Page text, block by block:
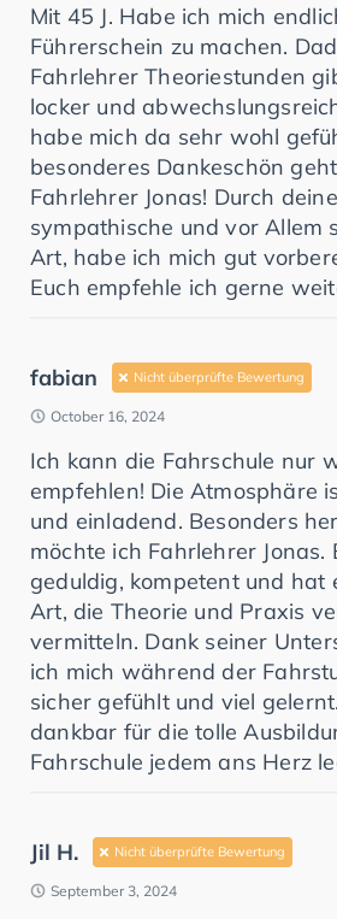
Mit 45 J. Habe ich mich
Führerschein zu machen.
Fahrlehrer Theoriestunden
locker und
habe mich da sehr wohl
besonderes Dankeschön
Fahrlehrer Jonas! Durch
sympathische und vor Allem
Art, habe ich mich gut
Euch empfehle ich gerne
fabian Nicht überprüfte Bewertung
October 16, 2024
Ich kann die Fahrschule nur
empfehlen! Die Atmosphäre
und einladend. Besonders
möchte ich Fahrlehrer Jonas.
geduldig, kompetent und hat
Art, die Theorie und Praxis
vermitteln. Dank seiner
ich mich während der
sicher gefühlt und viel
dankbar für die tolle
Fahrschule jedem ans Herz
Jil H. Nicht überprüfte Bewertung
September 3, 2024